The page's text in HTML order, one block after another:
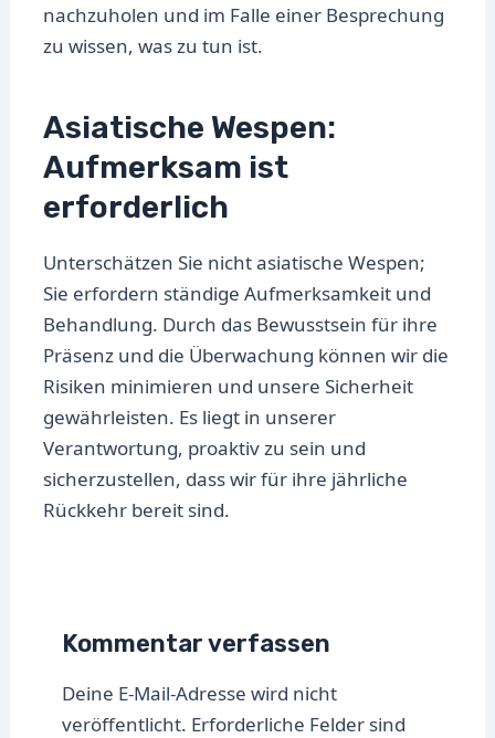
nachzuholen und im Falle einer Besprechung
zu wissen, was zu tun ist.
Asiatische Wespen:
Aufmerksam ist
erforderlich
Unterschätzen Sie nicht asiatische Wespen;
Sie erfordern ständige Aufmerksamkeit und
Behandlung. Durch das Bewusstsein für ihre
Präsenz und die Überwachung können wir die
Risiken minimieren und unsere Sicherheit
gewährleisten. Es liegt in unserer
Verantwortung, proaktiv zu sein und
sicherzustellen, dass wir für ihre jährliche
Rückkehr bereit sind.
Kommentar verfassen
Deine E-Mail-Adresse wird nicht
veröffentlicht. Erforderliche Felder sind